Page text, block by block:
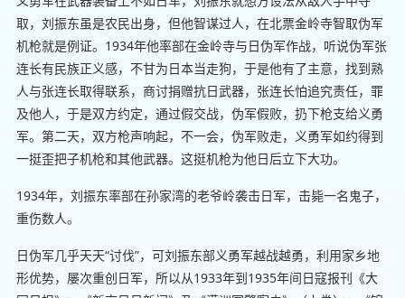
取，刘振东虽是农民出身，但他智谋过人，在北票金岭寺智取伪军
机枪就是例证。1934年他率部在金岭寺与日伪军作战，听说伪军张
连长有民族正义感，不甘为日本当走狗，于是他有了主意，找到熟
人与张连长取得联系，商讨捐赠抗日武器，张连长怕追究责任，罪
及他人，于是双方约定，通过假交战，伪军假败，扔下枪支给义勇
军。第二天，双方枪声响起，不一会，伪军败走，义勇军如约得到
一挺歪把子机枪和其他武器。这挺机枪为他日后立下大功。
1934年，刘振东率部在孙家湾的老爷岭袭击日军，击毙一名鬼子，
重伤数人。
日伪军几乎天天“讨伐”，可刘振东部义勇军越战越勇，利用家乡地
形优势，屡次重创日军，所以从1933年到1935年间日寇报刊《大